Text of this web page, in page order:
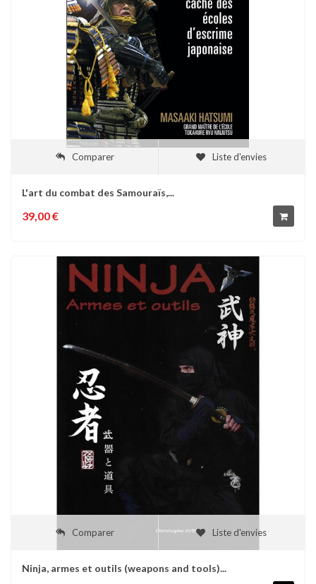
Comparer Liste d'envies
L'art du combat des Samouraïs,...
39,00 €
Comparer Liste d'envies
Ninja, armes et outils (weapons and tools)...